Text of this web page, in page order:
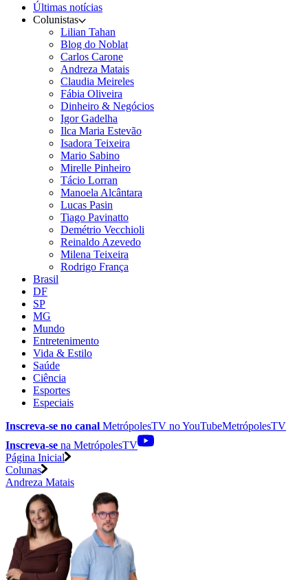
Últimas notícias
Colunistas
Lilian Tahan
Blog do Noblat
Carlos Carone
Andreza Matais
Claudia Meireles
Fábia Oliveira
Dinheiro & Negócios
Igor Gadelha
Ilca Maria Estevão
Isadora Teixeira
Mario Sabino
Mirelle Pinheiro
Tácio Lorran
Manoela Alcântara
Lucas Pasin
Tiago Pavinatto
Demétrio Vecchioli
Reinaldo Azevedo
Milena Teixeira
Rodrigo França
Brasil
DF
SP
MG
Mundo
Entretenimento
Vida & Estilo
Saúde
Ciência
Esportes
Especiais
Inscreva-se no canal MetrópolesTV noYouTubeMetrópolesTV
Inscreva-se na MetrópolesTV
Página Inicial
Colunas
Andreza Matais